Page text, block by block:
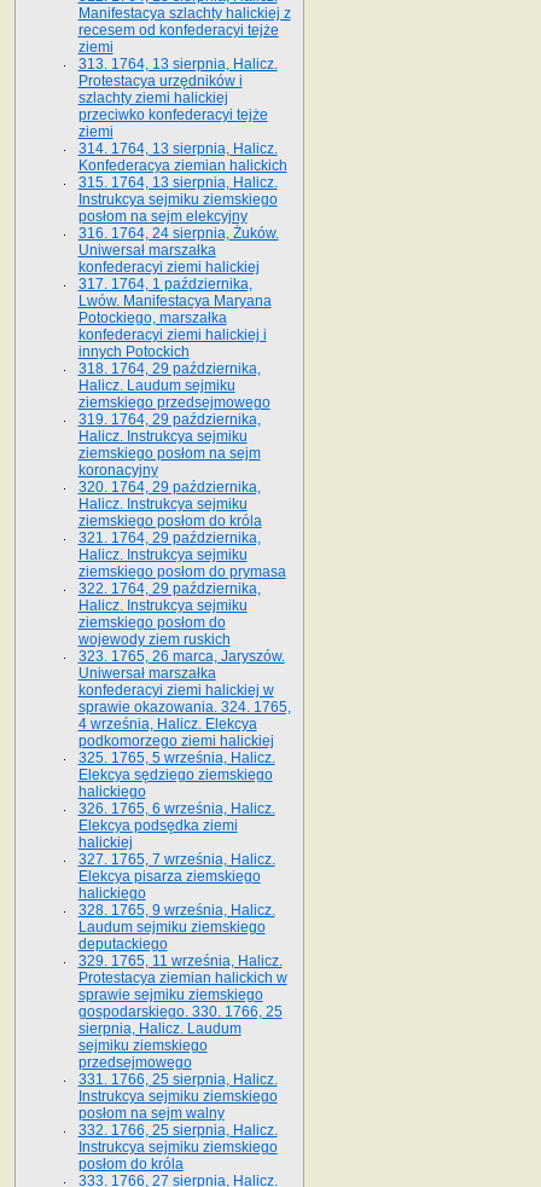
Manifestacya szlachty halickiej z
recesem od konfederacyi tejże
ziemi
313. 1764, 13 sierpnia, Halicz.
Protestacya urzędników i
szlachty ziemi halickiej
przeciwko konfederacyi tejże
ziemi
314. 1764, 13 sierpnia, Halicz.
Konfederacya ziemian halickich
315. 1764, 13 sierpnia, Halicz.
Instrukcya sejmiku ziemskiego
posłom na sejm elekcyjny
316. 1764, 24 sierpnia, Żuków.
Uniwersał marszałka
konfederacyi ziemi halickiej
317. 1764, 1 października,
Lwów. Manifestacya Maryana
Potockiego, marszałka
konfederacyi ziemi halickiej i
innych Potockich
318. 1764, 29 października,
Halicz. Laudum sejmiku
ziemskiego przedsejmowego
319. 1764, 29 października,
Halicz. Instrukcya sejmiku
ziemskiego posłom na sejm
koronacyjny
320. 1764, 29 października,
Halicz. Instrukcya sejmiku
ziemskiego posłom do króla
321. 1764, 29 października,
Halicz. Instrukcya sejmiku
ziemskiego posłom do prymasa
322. 1764, 29 października,
Halicz. Instrukcya sejmiku
ziemskiego posłom do
wojewody ziem ruskich
323. 1765, 26 marca, Jaryszów.
Uniwersał marszałka
konfederacyi ziemi halickiej w
sprawie okazowania. 324. 1765,
4 września, Halicz. Elekcya
podkomorzego ziemi halickiej
325. 1765, 5 września, Halicz.
Elekcya sędziego ziemskiego
halickiego
326. 1765, 6 września, Halicz.
Elekcya podsędka ziemi
halickiej
327. 1765, 7 września, Halicz.
Elekcya pisarza ziemskiego
halickiego
328. 1765, 9 września, Halicz.
Laudum sejmiku ziemskiego
deputackiego
329. 1765, 11 września, Halicz.
Protestacya ziemian halickich w
sprawie sejmiku ziemskiego
gospodarskiego. 330. 1766, 25
sierpnia, Halicz. Laudum
sejmiku ziemskiego
przedsejmowego
331. 1766, 25 sierpnia, Halicz.
Instrukcya sejmiku ziemskiego
posłom na sejm walny
332. 1766, 25 sierpnia, Halicz.
Instrukcya sejmiku ziemskiego
posłom do króla
333. 1766, 27 sierpnia, Halicz.